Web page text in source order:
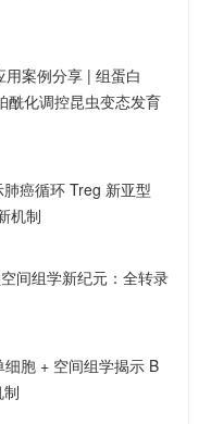
案例分享 | 组蛋白
酰化调控昆虫变态发育
癌循环 Treg 新亚型
机制
间组学新纪元：全转录
胞 + 空间组学揭示 B
制